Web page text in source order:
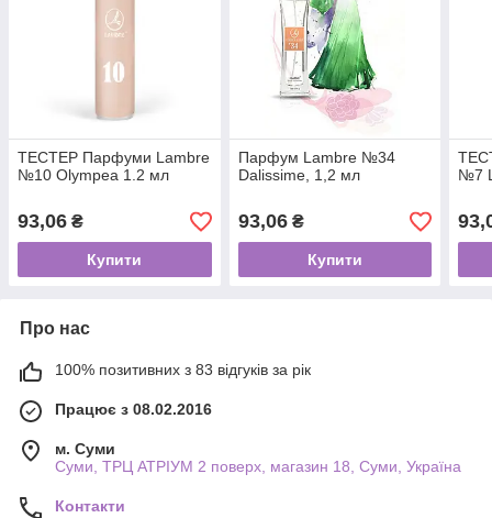
ТЕСТЕР Парфуми Lаmbre
№10 Olympea 1.2 мл
93,06 ₴
Купити
Парфум Lambre №34
Dalissime, 1,2 мл
93,06₴
Купити
№7
Про нас
100% позитивних з 83 відгуків за рік
Працює з 08.02.2016
м. Суми
Суми, ТРЦ АТРІУМ 2 поверх, магазин 18, Суми, Україна
Контакти